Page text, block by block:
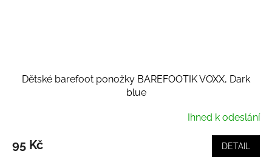
Dětské barefoot ponožky BAREFOOTIK VOXX, Dark
blue
Ihned k odeslání
95 Kč DETAIL